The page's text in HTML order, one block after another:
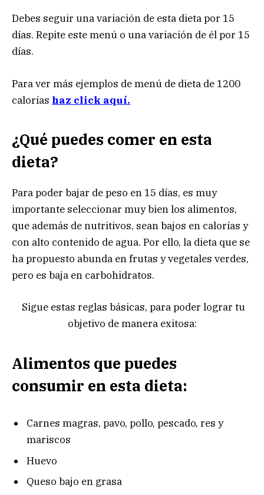
Debes seguir una variación de esta dieta por 15
días. Repite este menú o una variación de él por 15
días.
Para ver más ejemplos de menú de dieta de 1200
calorías haz click aquí.
¿Qué puedes comer en esta
dieta?
Para poder bajar de peso en 15 días, es muy
importante seleccionar muy bien los alimentos,
que además de nutritivos, sean bajos en calorías y
con alto contenido de agua. Por ello, la dieta que se
ha propuesto abunda en frutas y vegetales verdes,
pero es baja en carbohidratos.
Sigue estas reglas básicas, para poder lograr tu
objetivo de manera exitosa:
Alimentos que puedes
consumir en esta dieta:
Carnes magras, pavo, pollo, pescado, res y
mariscos
Huevo
Queso bajo en grasa